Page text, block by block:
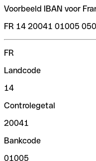
Voorbeeld IBAN voor
FR 14 20041 01005
FR
Landcode
14
Controlegetal
20041
Bankcode
01005